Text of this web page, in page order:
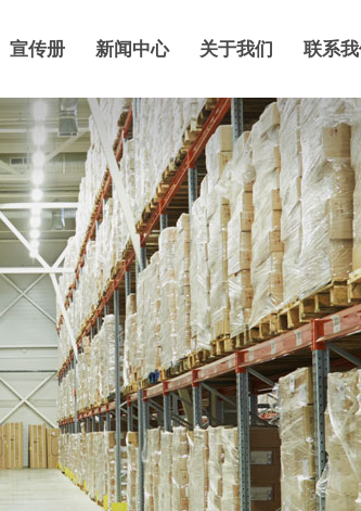
宣传册 新闻中心 关于我们 联系